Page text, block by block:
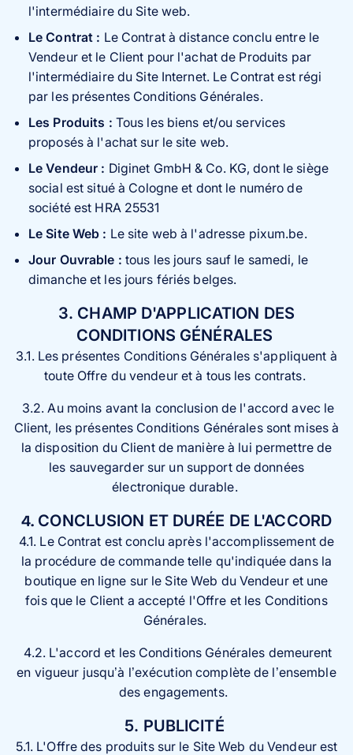
l'intermédiaire du Site web.
Le Contrat : Le Contrat à distance conclu entre le
Vendeur et le Client pour l'achat de Produits par
l'intermédiaire du Site Internet. Le Contrat est régi
par les présentes Conditions Générales.
Les Produits : Tous les biens et/ou services
proposés à l'achat sur le site web.
Le Vendeur : Diginet GmbH & Co. KG, dont le siège
social est situé à Cologne et dont le numéro de
société est HRA 25531
Le Site Web : Le site web à l'adresse pixum.be.
Jour Ouvrable : tous les jours sauf le samedi, le
dimanche et les jours fériés belges.
3. CHAMP D'APPLICATION DES
CONDITIONS GÉNÉRALES
3.1. Les présentes Conditions Générales s'appliquent à
toute Offre du vendeur et à tous les contrats.
3.2. Au moins avant la conclusion de l'accord avec le
Client, les présentes Conditions Générales sont mises à
la disposition du Client de manière à lui permettre de
les sauvegarder sur un support de données
électronique durable.
4. CONCLUSION ET DURÉE DE L'ACCORD
4.1. Le Contrat est conclu après l'accomplissement de
la procédure de commande telle qu'indiquée dans la
boutique en ligne sur le Site Web du Vendeur et une
fois que le Client a accepté l'Offre et les Conditions
Générales.
4.2. L'accord et les Conditions Générales demeurent
en vigueur jusqu’à l’exécution complète de l’ensemble
des engagements.
5. PUBLICITÉ
5.1. L'Offre des produits sur le Site Web du Vendeur est